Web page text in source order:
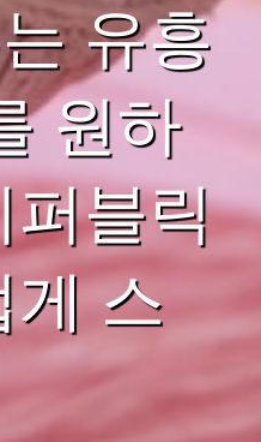
유흥
원하
퍼블릭
게 스